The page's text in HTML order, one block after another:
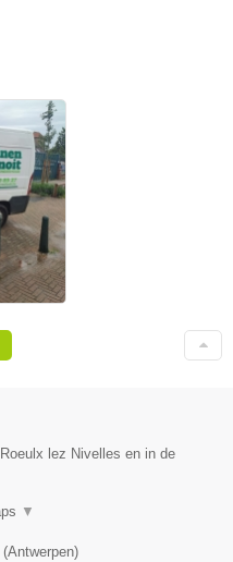
lez Nivelles en in de
▼
(Antwerpen)